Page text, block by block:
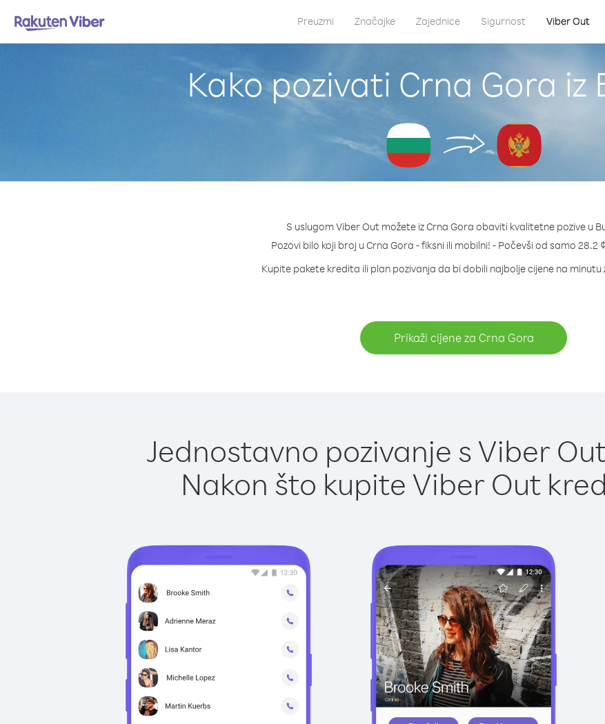
Preuzmi Značajke Zajednice Sigurnost Viber Out
Kako pozivati Crna Gora iz
S uslugom Viber Out možete iz Crna Gora obaviti kvalitetne pozive u
Pozovi bilo koji broj u Crna Gora - fiksni ili mobilni! - Počevši od samo 28.2
Kupite pakete kredita ili plan pozivanja da bi dobili najbolje cijene na minutu
Prikaži cijene za Crna Gora
Jednostavno pozivanje s Viber
Nakon što kupite Viber Out